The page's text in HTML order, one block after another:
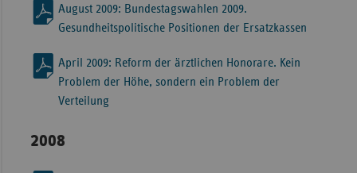
August 2009: Bundestagswahlen 2009.
Gesundheitspolitische Positionen der Ersatzkassen
April 2009: Reform der ärztlichen Honorare. Kein
Problem der Höhe, sondern ein Problem der
Verteilung
2008